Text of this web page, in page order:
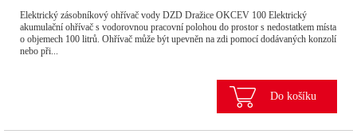
Elektrický zásobníkový ohřívač vody DZD Dražice OKCEV 100 Elektrický
akumulační ohřívač s vodorovnou pracovní polohou do prostor s nedostatkem místa
o objemech 100 litrů. Ohřívač může být upevněn na zdi pomocí dodávaných konzolí
nebo při...
Do košíku